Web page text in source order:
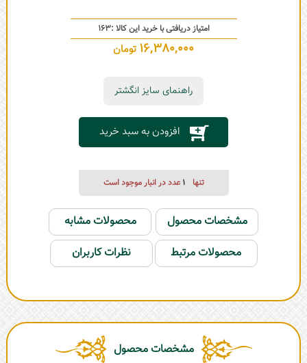
امتیاز دریافتی با خرید این کالا :163
16,380,000 تومان
راهنمای سایز انگشتر
افزودن به سبد خرید
تنها 1 عدد در انبار موجود است
مشخصات محصول
محصولات مشابه
محصولات مرتبط
نظرات کاربران
مشخصات محصول